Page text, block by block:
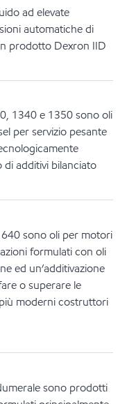
ad elevate
automatiche di
prodotto Dexron IID
1340 e 1350 sono oli
per servizio pesante
di additivi bilanciato
sono oli per motori
formulati con oli
ed un’additivazione
o superare le
moderni costruttori
sono prodotti